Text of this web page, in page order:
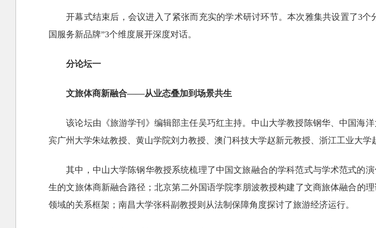
开幕式结束后，会议进入了紧张而充实的学术研讨环节。本次雅集共设置了3个
国服务新品牌”3个维度展开深度对话。
分论坛一
文旅体商新融合——从业态叠加到场景共生
该论坛由《旅游学刊》编辑部主任吴巧红主持。中山大学教授陈钢华、中国海
宾广州大学朱竑教授、黄山学院刘力教授、澳门科技大学赵新元教授、浙江工业大学
其中，中山大学陈钢华教授系统梳理了中国文旅融合的学科范式与学术范式的
生的文旅体商新融合路径；北京第二外国语学院李朋波教授构建了文商旅体融合的
领域的关系框架；南昌大学张科副教授则从法制保障角度探讨了旅游经济运行。